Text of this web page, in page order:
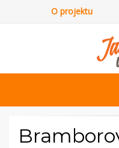
O projektu